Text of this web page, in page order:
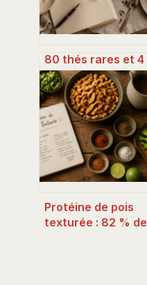
80 thés rares et 4
adresses
d’exception : où
savourer le
meilleur tea time à
Bordeaux ?
Protéine de pois
texturée : 82 % de